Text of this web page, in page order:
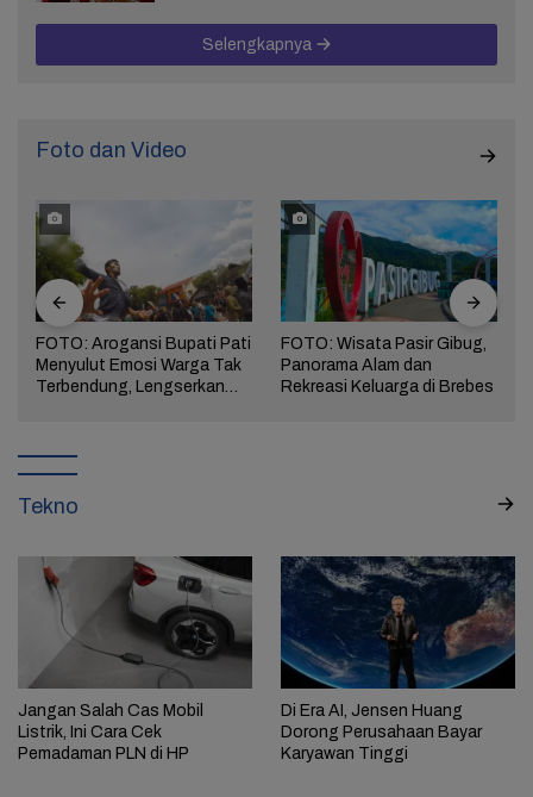
Selengkapnya
Foto dan Video
FOTO: Arogansi Bupati Pati
Menyulut Emosi Warga Tak
Terbendung, Lengserkan
FOTO: Wisata Pasir Gibug,
Panorama Alam dan
Rekreasi Keluarga di Brebes
Tekno
Jangan Salah Cas Mobil
Listrik, Ini Cara Cek
Pemadaman PLN di HP
Di Era AI, Jensen Huang
Dorong Perusahaan Bayar
Karyawan Tinggi